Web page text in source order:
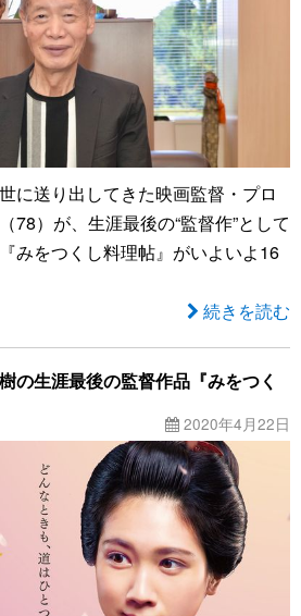
に送り出してきた映画監督・プロ
78）が、生涯最後の“監督作”として
みをつくし料理帖』がいよいよ16
続きを読む
の生涯最後の監督作品『みをつく
2020年4月22日